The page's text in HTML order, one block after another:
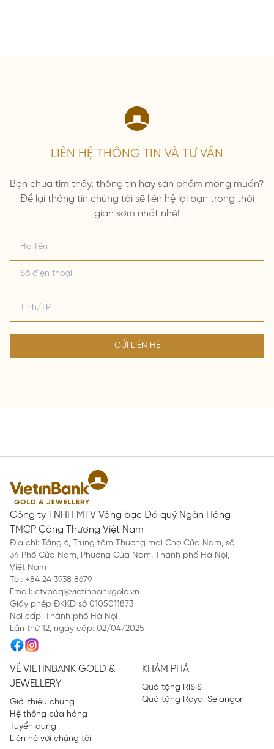
LIÊN HỆ THÔNG TIN VÀ TƯ VẤN
Bạn chưa tìm thấy, thông tin hay sản phẩm mong muốn?
Để lại thông tin chúng tôi sẽ liên hệ lại bạn trong thời
gian sớm nhất nhé!
GỬI LIÊN HỆ
Công ty TNHH MTV Vàng bạc Đá quý Ngân Hàng
TMCP Công Thương Việt Nam
Địa chỉ: Tầng 6, Trung tâm Thương mại Chợ Cửa Nam, số
34 Phố Cửa Nam, Phường Cửa Nam, Thành phố Hà Nội,
Việt Nam
Tel: +84 24 3938 8679
Email: ctvbdq@vietinbankgold.vn
Giấy phép ĐKKD số 0105011873
Nơi cấp: Thành phố Hà Nội
Lần thứ 12, ngày cấp: 02/04/2025
VỀ VIETINBANK GOLD &
JEWELLERY
Giới thiệu chung
Hệ thống cửa hàng
Tuyển dụng
Liên hệ với chúng tôi
KHÁM PHÁ
Quà tặng RISIS
Quà tặng Royal Selangor